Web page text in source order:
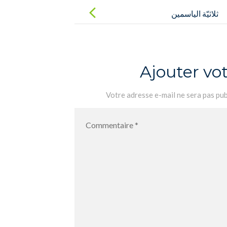
navigation
ثلاثيّة الياسمين
Ajouter
Votre adresse e-mail ne sera pas